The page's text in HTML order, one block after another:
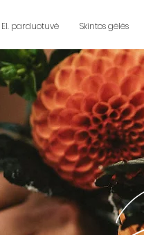
El. parduotuvė Skintos gėlės